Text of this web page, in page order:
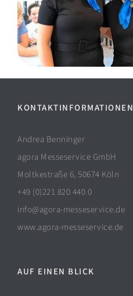
KONTAKTINFORMATIONEN
Andrea Benninger
agora Messeservice GmbH
Moltkestraße 6, 50674 Köln
+49 (0)221 820 440 0
info@agora-messeservice.de
www.agora-messeservice.de
AUF EINEN BLICK